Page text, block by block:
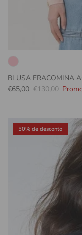
BLUSA FRACOMINA
Preço promocional
€65,00 Preço normal
€130,00
50% de desconto